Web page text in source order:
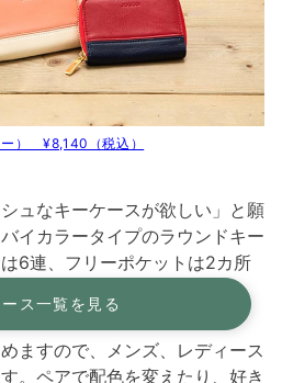
） ¥8,140（税込）
ュなキーケースが欲しい」と願
イカラータイプのラウンドキー
6連、フリーポケットは2カ所
ますので、メンズ、レディース
。ペアで配色を変えたり、好き
ス一覧を見る